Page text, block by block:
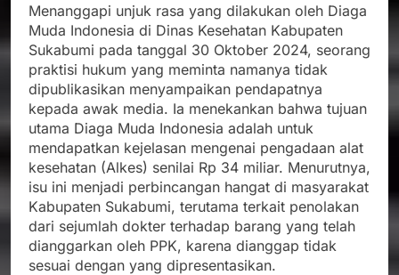
Menanggapi unjuk rasa yang dilakukan oleh Diaga
Muda Indonesia di Dinas Kesehatan Kabupaten
Sukabumi pada tanggal 30 Oktober 2024, seorang
praktisi hukum yang meminta namanya tidak
dipublikasikan menyampaikan pendapatnya
kepada awak media. Ia menekankan bahwa tujuan
utama Diaga Muda Indonesia adalah untuk
mendapatkan kejelasan mengenai pengadaan alat
kesehatan (Alkes) senilai Rp 34 miliar. Menurutnya,
isu ini menjadi perbincangan hangat di masyarakat
Kabupaten Sukabumi, terutama terkait penolakan
dari sejumlah dokter terhadap barang yang telah
dianggarkan oleh PPK, karena dianggap tidak
sesuai dengan yang dipresentasikan.